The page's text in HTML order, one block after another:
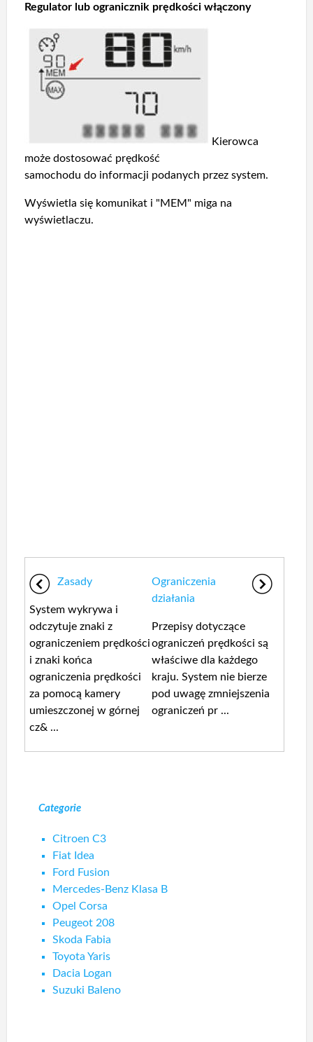
Regulator lub ogranicznik prędkości włączony
Kierowca
może dostosować prędkość
samochodu do informacji podanych przez system.
Wyświetla się komunikat i "MEM" miga na
wyświetlaczu.
Zasady
System wykrywa i
odczytuje znaki z
ograniczeniem prędkości
i znaki końca
ograniczenia prędkości
za pomocą kamery
umieszczonej w górnej
cz& ...
Ograniczenia
działania
Przepisy dotyczące
ograniczeń prędkości są
właściwe dla każdego
kraju. System nie bierze
pod uwagę zmniejszenia
ograniczeń pr ...
Categorie
Citroen C3
Fiat Idea
Ford Fusion
Mercedes-Benz Klasa B
Opel Corsa
Peugeot 208
Skoda Fabia
Toyota Yaris
Dacia Logan
Suzuki Baleno